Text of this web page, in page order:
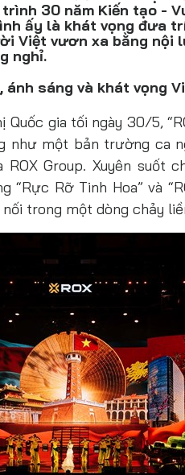
30 năm Kiến tạo -
ấy là khát vọng đưa
Việt vươn xa bằng nội
nghỉ.
sáng và khát vọng
Quốc gia tối ngày 30/5,
như một bản trường ca
Group. Xuyên suốt
Rỡ Tinh Hoa” và
trong một dòng chảy